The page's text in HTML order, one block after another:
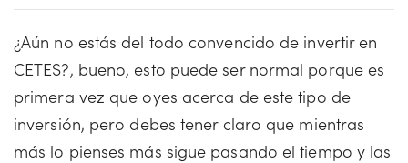
¿Aún no estás del todo convencido de invertir en
CETES?, bueno, esto puede ser normal porque es
primera vez que oyes acerca de este tipo de
inversión, pero debes tener claro que mientras
más lo pienses más sigue pasando el tiempo y las